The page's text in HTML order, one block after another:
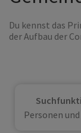
Du kennst das
der Aufbau der
Personen